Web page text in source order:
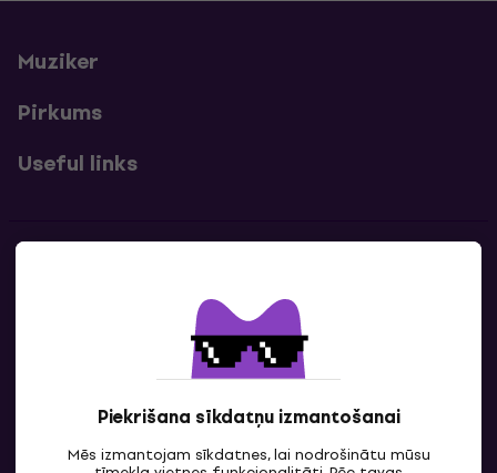
Piekrišana sīkdatņu izmantošanai
Mēs izmantojam sīkdatnes, lai nodrošinātu mūsu
Muziker
Pirkums
Useful links
Sazinies ar mums